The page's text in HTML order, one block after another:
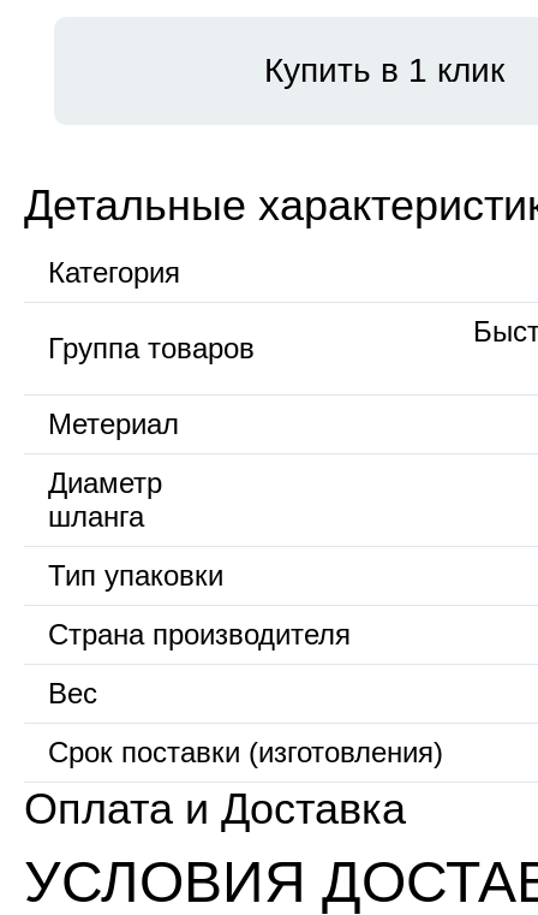
Купить в 1 клик
Детальные
Категория
Группа товаров
Метериал
Диаметр
шланга
Тип упаковки
Страна производителя
Вес
Срок поставки (изготовления)
Оплата и Доставка
УСЛОВИЯ